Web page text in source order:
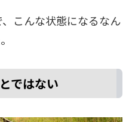
こんな状態になるなん
ではない